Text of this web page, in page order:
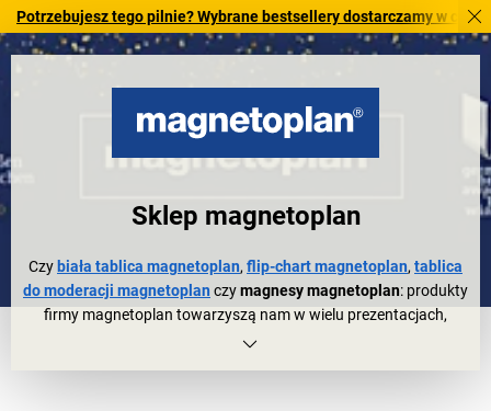
tego pilnie? Wybrane bestsellery dostarczamy w ciągu 2-3
Sklep magnetoplan
Czy biała tablica magnetoplan, flip-chart magnetoplan, tablica
do moderacji magnetoplan czymagnesy magnetoplan: produkty
firmy magnetoplan towarzyszą nam w wielu prezentacjach,
podczas dyskusji i narad. Są one ważnymi elementami,